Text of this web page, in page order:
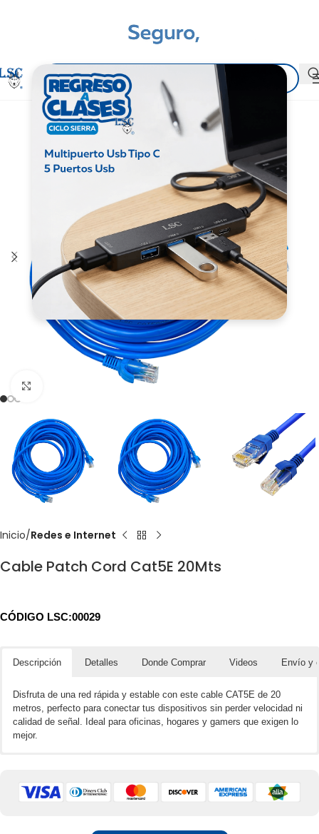
Inicio Redes e Internet
Cable Patch Cord Cat5E 20Mts
CÓDIGO LSC:00029
Descripción Detalles Donde Comprar Videos Envío y
Disfruta de una red rápida y estable con este cable CAT5E de 20
metros, perfecto para conectar tus dispositivos sin perder velocidad ni
calidad de señal. Ideal para oficinas, hogares y gamers que exigen lo
mejor.
Conectores: RJ45 en ambos extremos
Aplicación Computadores, Routers, Switchs, Cámaras, Teléfonos
Velocidad de transmisión de 1000 Mbps